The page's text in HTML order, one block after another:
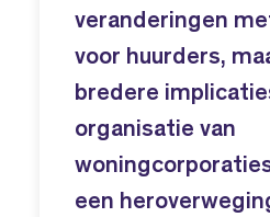
veranderingen
voor huurders,
bredere
organisatie van
een